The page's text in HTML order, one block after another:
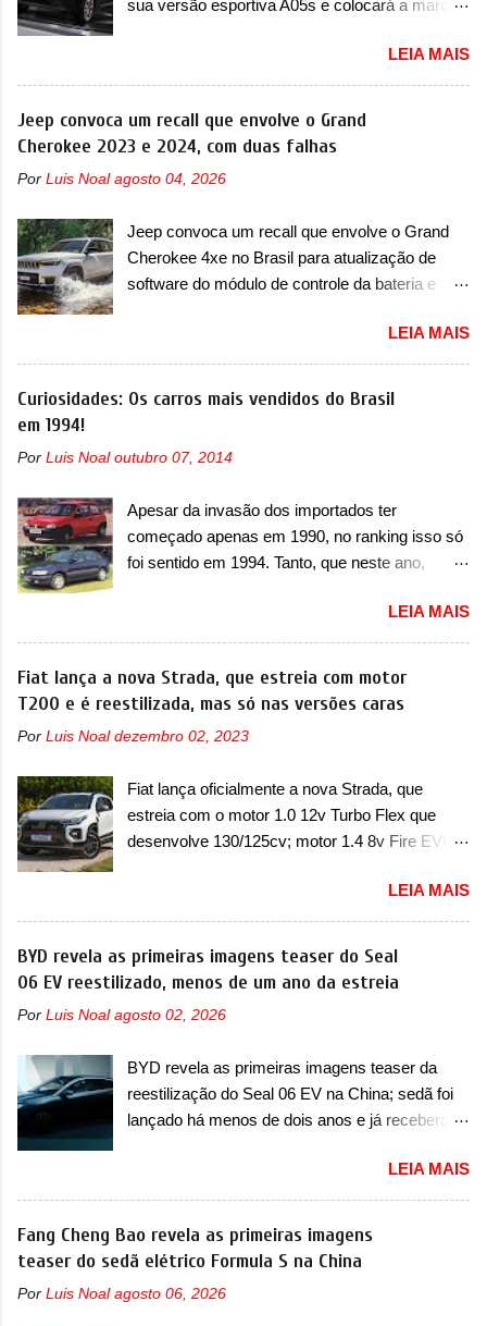
sua versão esportiva A05s e colocará a marca
apresentando uma rápida expansão na China
em termos de portfólio. Apoiada pela Stellantis,
a marca confirmou a estreia de um novo
modelo compacto à sua linha. Posicionado
primeiras imagens teaser do A05, que nas
esportiva, o A05s. Previsto para ser lançado
ainda neste ano na China, o compacto elétrico
colocará a Leapmotor para concorrer com uma
BYD Dolphin e Geely EX2. Visualmente, o A05
conta com um design já visto por outros
modelos da marca, em especial do SUV
SUV, o A05 nasce com um design que está
possui faróis com um desenho mais retangular,
com um pequeno prolongamento para as
laterais. Os faróis cont...
LEIA MAIS
Jeep convoca um recall que envolve o Grand
Cherokee 2023 e 2024, com duas falhas
Por Luis Noal agosto 04, 2026
Jeep convoca um recall que envolve o Grand
Cherokee 4xe no Brasil para atualização de
software do módulo de controle da bateria e
Jeep convocou no dia 10 de outubro de 2025
um chamado que envolve os proprietários do
Grand Cherokee 4xe, em sua versão única
unidades afetadas precisam retornar a uma
dois problemas. O primeiro deles será uma
atualização do software do módulo de controle
da bateria (AHCP e HCP). Para alguns veículos
verificação e, se necessário, a substituição do
motor do ventilador HVAC (aquecimento,
ventilação e ar-condicionado). A marca também
confirmou que “foi identificada a possibilidade de
uma sobrecarga do microprocessador do
poderá causar a perda de força motriz,
requerendo a atualização do software do
modulo de...
LEIA MAIS
Curiosidades: Os carros mais vendidos do Brasil
em 1994!
Por Luis Noal outubro 07, 2014
Apesar da invasão dos importados ter
começado apenas em 1990, no ranking isso só
foi sentido em 1994. Tanto, que neste ano,
começar pelo Chevrolet Corsa, o mais
destacado deles no ranking que perdurou no
nosso mercado até início de 2012 e com
certeza foi um grandioso lançamento da
ano também era lançada a nova geração do
ganhava uma nova geração feita do zero,
apelidada de "Bolinha" por suas formas
arredondadas. Além do Gol, outro Volkswagen
versão hatchback do Logus que chegava
depois de um ano de atraso. A invasão de 1994
foi marcava pelos franceses, alemães,
japoneses e coreanos que chegaram
arrancando corações em nosso mercado. Os
vendas em 1994 foram o Renault R19 que
vinha em 3 versões de carroceria, sendo duas
do hatch e o sedan, a famosa Kia Besta, o Vol...
LEIA MAIS
Fiat lança a nova Strada, que estreia com motor
T200 e é reestilizada, mas só nas versões caras
Por Luis Noal dezembro 02, 2023
Fiat lança oficialmente a nova Strada, que
estreia com o motor 1.0 12v Turbo Flex que
desenvolve 130/125cv; motor 1.4 8v Fire EVO
oficialmente a nova Strada, que aparece com
mudanças visuais e com uma nova opção de
motor. Depois da picape compacta receber o
câmbio automático CVT no ano passado, a Fiat
motor 1.0 12v Turbo Flex, conhecido como
Strada soube ser mutável com avanços
importantes que a concorrência nunca
conseguiu acompanhar e agora ela abre uma
T200, que estreou nos irmãos Pulse e
Fastback. "A Fiat Strada é mais do que uma
picape, é uma verdadeira revolução no
mercado automotivo. Há alguns anos era
improvável pensar que uma picape chagaria ao
LEIA MAIS
BYD revela as primeiras imagens teaser do Seal
06 EV reestilizado, menos de um ano da estreia
Por Luis Noal agosto 02, 2026
BYD revela as primeiras imagens teaser da
reestilização do Seal 06 EV na China; sedã foi
lançado há menos de dois anos e já receberá a
primeiras imagens teaser de uma mudança
visual para um dos seus menores sedãs
elétricos na China, pertencente à linha Ocean.
Trata-se do Seal 06 EV, lançado no segundo
O modelo agora passará a ser vendido com
LEIA MAIS
Fang Cheng Bao revela as primeiras imagens
teaser do sedã elétrico Formula S na China
Por Luis Noal agosto 06, 2026